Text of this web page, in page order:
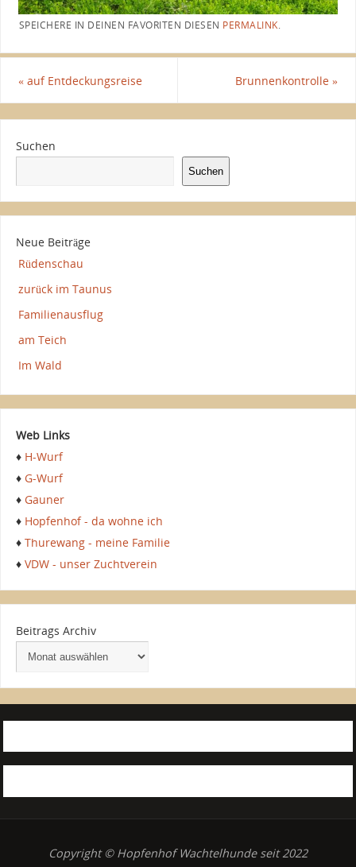
SPEICHERE IN DEINEN FAVORITEN DIESEN PERMALINK.
«auf Entdeckungsreise Brunnenkontrolle»
Suchen
Suchen
Neue Beiträge
Rüdenschau
zurück im Taunus
Familienausflug
am Teich
Im Wald
Web Links
♦ H-Wurf
♦ G-Wurf
♦ Gauner
♦ Hopfenhof - da wohne ich
♦ Thurewang - meine Familie
♦ VDW - unser Zuchtverein
Beitrags Archiv
Copyright © Hopfenhof Wachtelhunde seit 2022